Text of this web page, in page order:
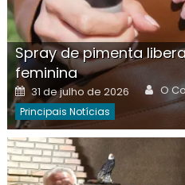
Spray de pimenta
feminina
Posted
on
31 de julho de 2026 O
Principais Notícias